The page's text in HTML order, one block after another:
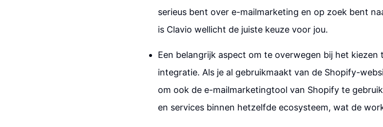
serieus bent over e-mailmarketing en op zoek bent
is Clavio wellicht de juiste keuze voor jou.
Een belangrijk aspect om te overwegen bij het kiezen
integratie. Als je al gebruikmaakt van de Shopify-
om ook de e-mailmarketingtool van Shopify te
en services binnen hetzelfde ecosysteem, wat de